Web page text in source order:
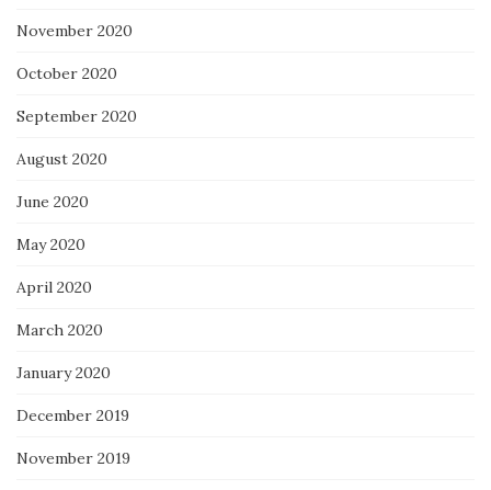
November 2020
October 2020
September 2020
August 2020
June 2020
May 2020
April 2020
March 2020
January 2020
December 2019
November 2019